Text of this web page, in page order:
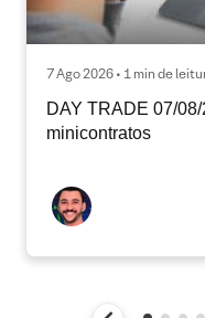
7 Ago 2026 • 1 min de
DAY TRADE 07/
minicontratos